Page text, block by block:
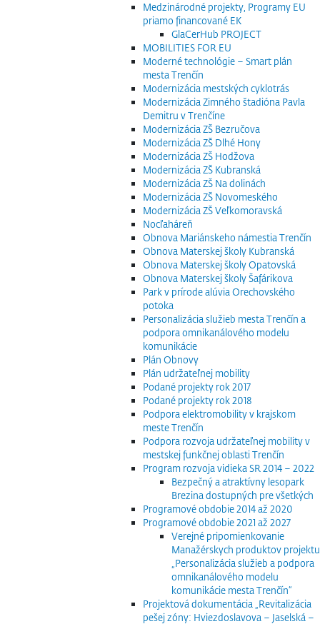
Medzinárodné projekty, Programy EU
priamo financované EK
GlaCerHub PROJECT
MOBILITIES FOR EU
Moderné technológie – Smart plán
mesta Trenčín
Modernizácia mestských cyklotrás
Modernizácia Zimného štadióna Pavla
Demitru v Trenčíne
Modernizácia ZŠ Bezručova
Modernizácia ZŠ Dlhé Hony
Modernizácia ZŠ Hodžova
Modernizácia ZŠ Kubranská
Modernizácia ZŠ Na dolinách
Modernizácia ZŠ Novomeského
Modernizácia ZŠ Veľkomoravská
Nocľaháreň
Obnova Mariánskeho námestia Trenčín
Obnova Materskej školy Kubranská
Obnova Materskej školy Opatovská
Obnova Materskej školy Šafárikova
Park v prírode alúvia Orechovského
potoka
Personalizácia služieb mesta Trenčín a
podpora omnikanálového modelu
komunikácie
Plán Obnovy
Plán udržateľnej mobility
Podané projekty rok 2017
Podané projekty rok 2018
Podpora elektromobility v krajskom
meste Trenčín
Podpora rozvoja udržateľnej mobility v
mestskej funkčnej oblasti Trenčín
Program rozvoja vidieka SR 2014 – 2022
Bezpečný a atraktívny lesopark
Brezina dostupných pre všetkých
Programové obdobie 2014 až 2020
Programové obdobie 2021 až 2027
Verejné pripomienkovanie
Manažérskych produktov projektu
„Personalizácia služieb a podpora
omnikanálového modelu
komunikácie mesta Trenčín“
Projektová dokumentácia „Revitalizácia
pešej zóny: Hviezdoslavova – Jaselská –